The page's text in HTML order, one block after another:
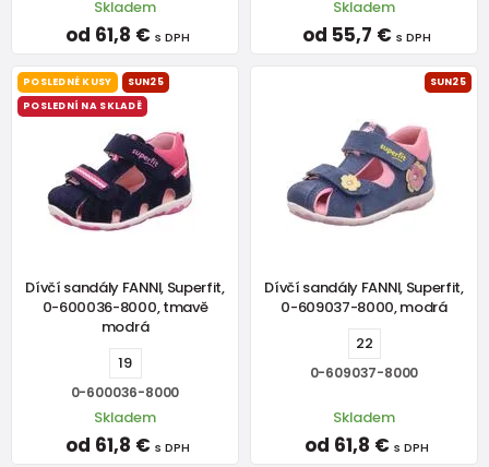
Skladem
od 61,8 € s DPH
Skladem
od 55,7 € s DPH
POSLEDNÉ KUSY
SUN25
POSLEDNÍ NA SKLADĚ
Dívčí sandály FANNI, Superfit,
0-600036-8000, tmavě
modrá
19
0-600036-8000
Skladem
od 61,8 € s DPH
SUN25
Dívčí sandály FANNI, Superfit,
0-609037-8000, modrá
22
0-609037-8000
Skladem
od 61,8 € s DPH